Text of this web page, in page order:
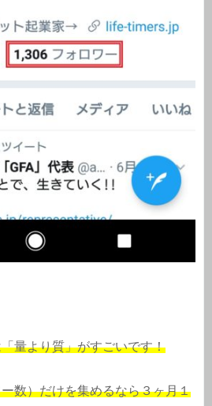
量より質」がすごいです！
数）だけを集めるなら３ヶ月１